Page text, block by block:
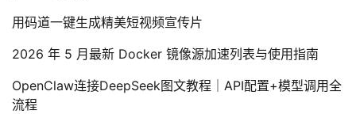
用码道一键生成精美短视频宣传片
2026 年 5 月最新 Docker 镜像源加速列表与使用指南
OpenClaw连接DeepSeek图文教程｜API配置+模型调用全
流程